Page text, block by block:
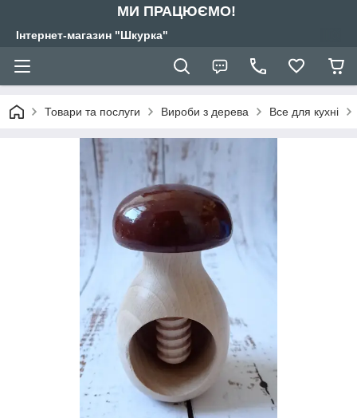
МИ ПРАЦЮЄМО!
Інтернет-магазин "Шкурка"
Товари та послуги Вироби з дерева Все для кухні